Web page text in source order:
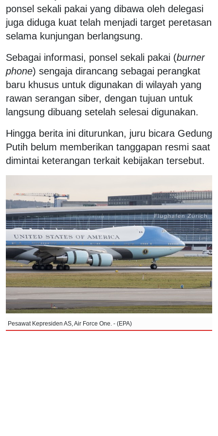
ponsel sekali pakai yang dibawa oleh delegasi
juga diduga kuat telah menjadi target peretasan
selama kunjungan berlangsung.
Sebagai informasi, ponsel sekali pakai (burner
phone) sengaja dirancang sebagai perangkat
baru khusus untuk digunakan di wilayah yang
rawan serangan siber, dengan tujuan untuk
langsung dibuang setelah selesai digunakan.
Hingga berita ini diturunkan, juru bicara Gedung
Putih belum memberikan tanggapan resmi saat
dimintai keterangan terkait kebijakan tersebut.
Pesawat Kepresiden AS, Air Force One. - (EPA)